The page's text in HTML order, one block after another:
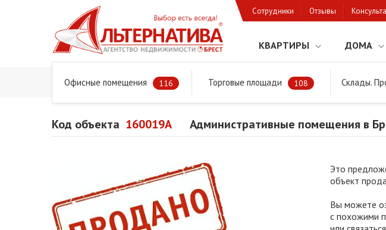
Сотрудники Отзывы
КВАРТИРЫ ДОМА
Офисные помещения 116 Торговые площади 108 Склады.
Главная Предложения Коммерческая недвижимость Административные
Код объекта 160019A Административные помещения в
Это
объект
Вы можете
с похожими